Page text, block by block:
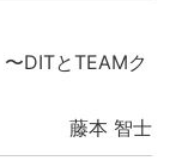
DITとTEAMク
藤本 智士